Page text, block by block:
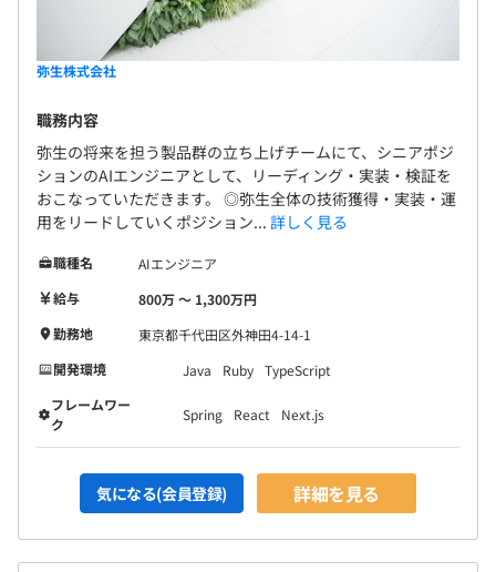
弥生株式会社
職務内容
弥生の将来を担う製品群の立ち上げチームにて、シニアポジ
ションのAIエンジニアとして、リーディング・実装・検証を
おこなっていただきます。 ◎弥生全体の技術獲得・実装・運
用をリードしていくポジション... 詳しく見る
職種名
AIエンジニア
給与
800万 〜 1,300万円
勤務地
東京都千代田区外神田4-14-1
開発環境
Java Ruby TypeScript
フレームワー
ク
Spring React Next.js
気になる(会員登録) 詳細を見る